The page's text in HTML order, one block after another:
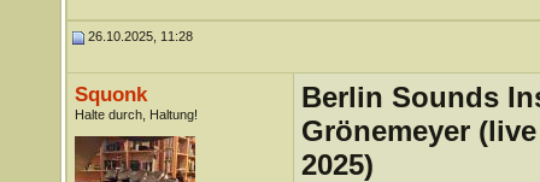
26.10.2025, 11:28
Squonk
Halte durch, Haltung!
Berlin Sounds
Grönemeyer
2025)